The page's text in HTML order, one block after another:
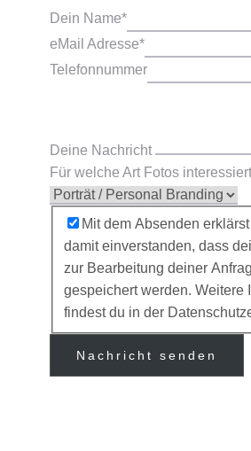
Dein Name*
eMail Adresse*
Telefonnummer
Deine Nachricht
Für welche Art Fotos
Einverständnis
Mit dem Absenden
damit einverstanden, dass
zur Bearbeitung deiner
gespeichert werden. Weitere
findest du in der
Nachricht senden